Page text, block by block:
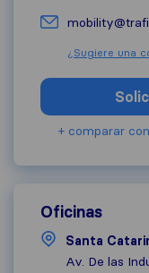
¿Sugiere una
+ comparar
Oficinas
Santa
Av. De las